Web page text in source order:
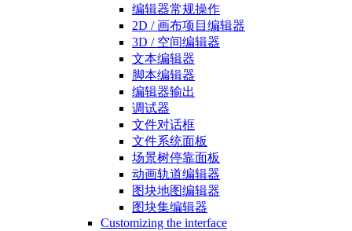
编辑器常规操作
2D / 画布项目编辑器
3D / 空间编辑器
文本编辑器
脚本编辑器
编辑器输出
调试器
文件对话框
文件系统面板
场景树停靠面板
动画轨道编辑器
图块地图编辑器
图块集编辑器
Customizing the interface